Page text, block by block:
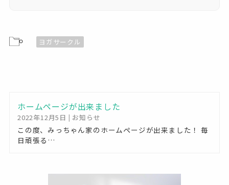
ヨガサークル
ホームページが出来ました
2022年12月5日 | お知らせ
この度、みっちゃん家のホームページが出来ました！ 毎
日頑張る…